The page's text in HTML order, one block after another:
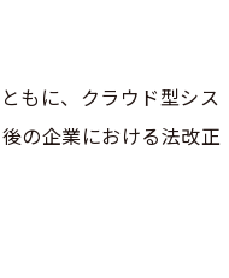
もに、クラウド型シス
の企業における法改正